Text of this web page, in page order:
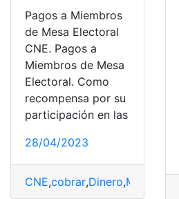
Pagos a Miembros
de Mesa Electoral
CNE. Pagos a
Miembros de Mesa
Electoral. Como
recompensa por su
participación en las
28/04/2023
CNE,cobrar,Dinero,Miembros